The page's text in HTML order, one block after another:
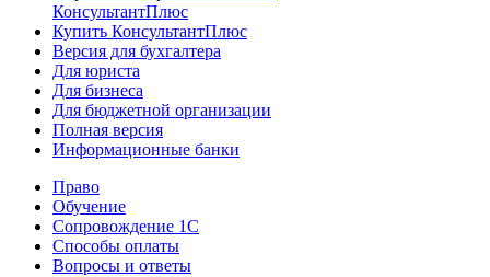
КонсультантПлюс
Купить КонсультантПлюс
Версия для бухгалтера
Для юриста
Для бизнеса
Для бюджетной организации
Полная версия
Информационные банки
Право
Обучение
Сопровождение 1С
Способы оплаты
Вопросы и ответы